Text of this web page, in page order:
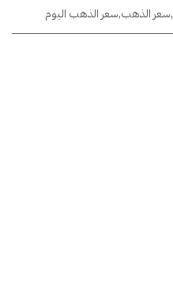
,سعر الذهب,سعر الذهب اليوم